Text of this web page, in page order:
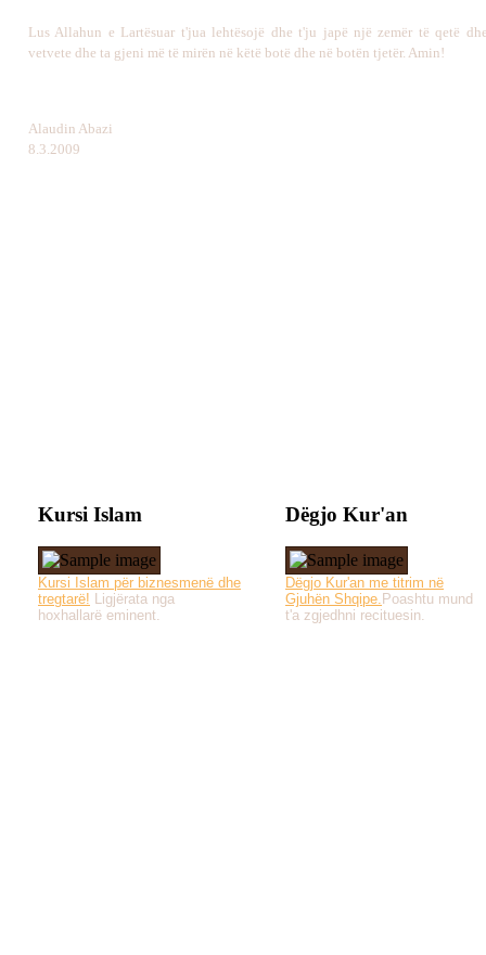
Lus Allahun e Lartësuar t'jua lehtësojë dhe t'ju japë një zemër të qetë
vetvete dhe ta gjeni më të mirën në këtë botë dhe në botën tjetër. Amin!
Alaudin Abazi
8.3.2009
Kursi Islam
Kursi Islam për biznesmenë dhe
tregtarë! Ligjërata nga
hoxhallarë eminent.
Dëgjo Kur'an
Dëgjo Kur'an me titrim në
Gjuhën Shqipe. Poashtu mund
t'a zgjedhni recituesin.